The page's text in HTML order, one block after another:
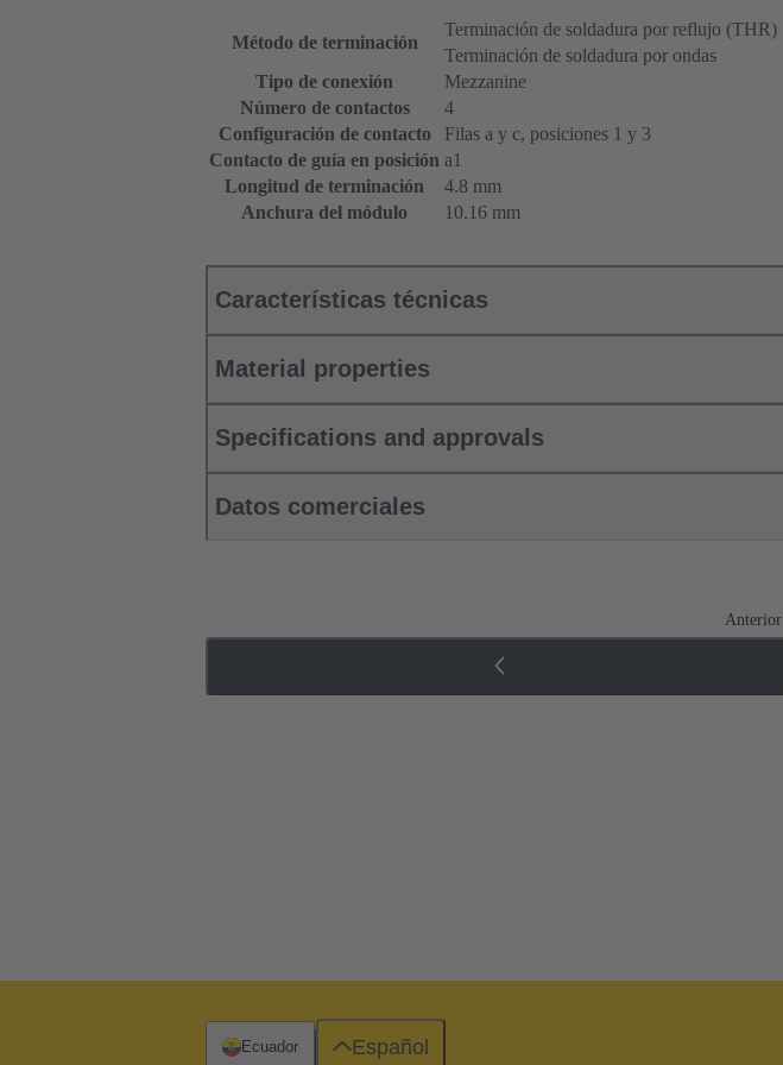
Método de terminación
Terminación de soldadura por reflujo (THR)
Terminación de soldadura por ondas
Tipo de conexión
Mezzanine
Número de contactos
4
Configuración de contacto
Filas a y c, posiciones 1 y 3
Contacto de guía en posición a1
Longitud de terminación
4.8 mm
Anchura del módulo
10.16 mm
Características técnicas
Material properties
Specifications and approvals
Datos comerciales
Anterior
Ecuador Español